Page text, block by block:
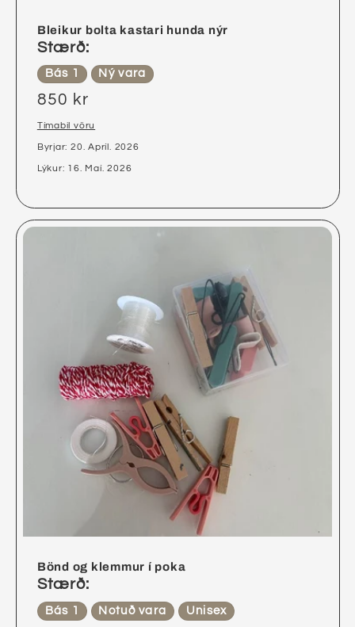
Bleikur bolta kastari hunda nýr
Stærð:
Bás 1 Ný vara
850 kr
Tímabil vöru
Byrjar: 20. Apríl. 2026
Lýkur: 16. Maí. 2026
Bönd og klemmur í poka
Stærð:
Bás 1 Notuð vara Unisex